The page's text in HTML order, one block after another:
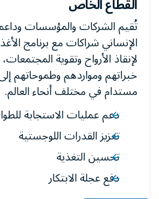
القطاع الخاص
تُقيم الشركات والمؤسسات
الإنساني شراكات مع برنامج
لإنقاذ الأرواح وتقوية
خبراتهم ومواردهم وطموحاتهم
مستدام في مختلف أنحاء العالم.
دعم عمليات الاستجابة
تعزيز القدرات اللوجستية
تحسين التغذية
دفع عجلة الابتكار